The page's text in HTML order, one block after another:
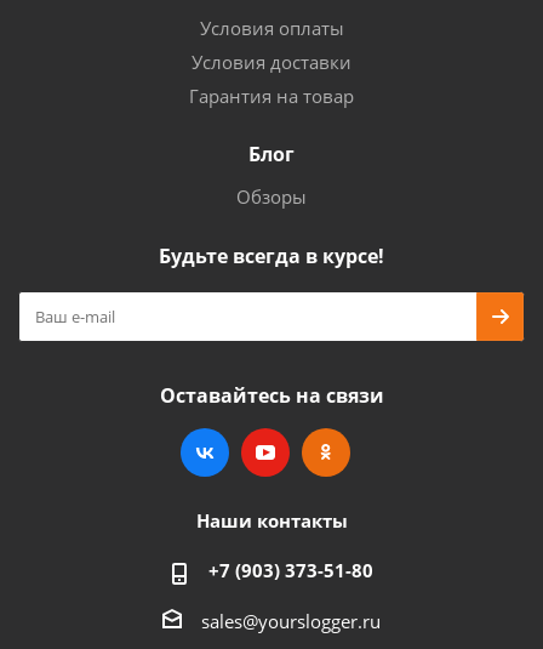
Условия оплаты
Условия доставки
Гарантия на товар
Блог
Обзоры
Будьте всегда в курсе!
Оставайтесь на связи
Наши контакты
+7 (903) 373-51-80
sales@yourslogger.ru